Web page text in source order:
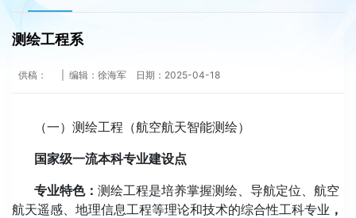
测绘工程系
供稿： | 编辑：徐海军 日期：2025-04-18
（一）测绘工程（航空航天智能测绘）
国家级一流本科专业建设点
专业特色： 测绘工程是培养掌握测绘、导航定位、航空
航天遥感、地理信息工程等理论和技术的综合性工科专业 ，